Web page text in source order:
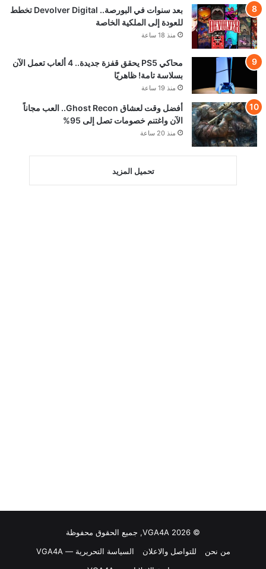
بعد سنوات في البورصة.. Devolver Digital تخطط
للعودة إلى الملكية الخاصة
منذ 18 ساعة
محاكي PS5 يحقق قفزة جديدة.. 4 ألعاب تعمل الآن
بسلاسة تامة! ظاهريًا
منذ 19 ساعة
أفضل وقت لعشاق Ghost Recon.. العب مجاناً
الآن واغتنم خصومات تصل إلى 95%
منذ 20 ساعة
تحميل المزيد
© VGA4A 2026, جميع الحقوق محفوظة
من نحن
للتواصل والاعلان
السياسة التحريرية — VGA4A